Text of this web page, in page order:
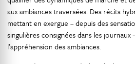
aux ambiances traversées. Des récits
mettant en exergue – depuis des
singulières consignées dans les
l’appréhension des ambiances.